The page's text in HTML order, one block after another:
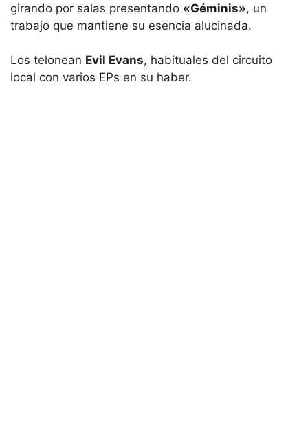
girando por salas presentando «Géminis», un
trabajo que mantiene su esencia alucinada.
Los telonean Evil Evans, habituales del circuito
local con varios EPs en su haber.